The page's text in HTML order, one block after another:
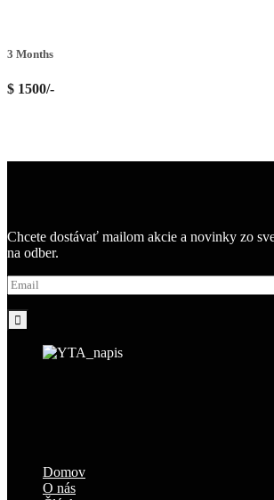
3 Months
$ 1500/-
Chcete dostávať mailom akcie a novinky zo
na odber.
Domov
O nás